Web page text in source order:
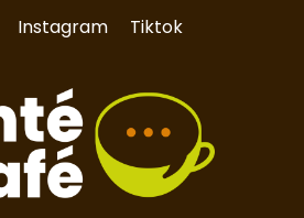
Instagram Tiktok